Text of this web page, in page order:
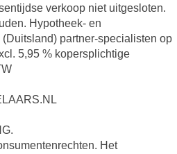
verkoop niet uitgesloten.
Hypotheek- en
partner-specialisten op
5,95 % kopersplichtige
Het